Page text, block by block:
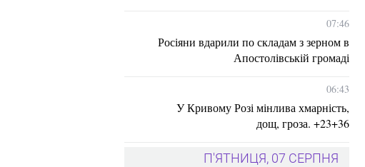
07:46
Росіяни вдарили по складам з зерном в
Апостолівській громаді
06:43
У Кривому Розі мінлива хмарність,
дощ, гроза. +23+36
П'ЯТНИЦЯ, 07 СЕРПНЯ